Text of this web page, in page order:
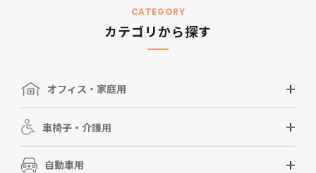
CATEGORY
カテゴリから探す
オフィス・家庭用
車椅子・介護用
自動車用